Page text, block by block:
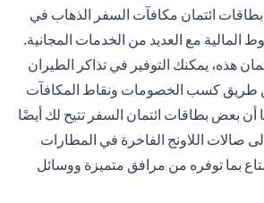
بطاقات ائتمان مكافآت السفر الذهاب في
المالية مع العديد من الخدمات المجانية.
هذه، يمكنك التوفير في تذاكر الطيران
طريق كسب الخصومات ونقاط المكافآت
أن بعض بطاقات ائتمان السفر تتيح لك أيضًا
صالات اللاونج الفاخرة في المطارات
بما توفره من مرافق متميزة ووسائل